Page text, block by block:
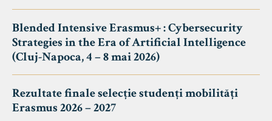
Blended Intensive Erasmus+ : Cybersecurity
Strategies in the Era of Artificial Intelligence
(Cluj-Napoca, 4 – 8 mai 2026)
Rezultate finale selecție studenți mobilități
Erasmus 2026 – 2027